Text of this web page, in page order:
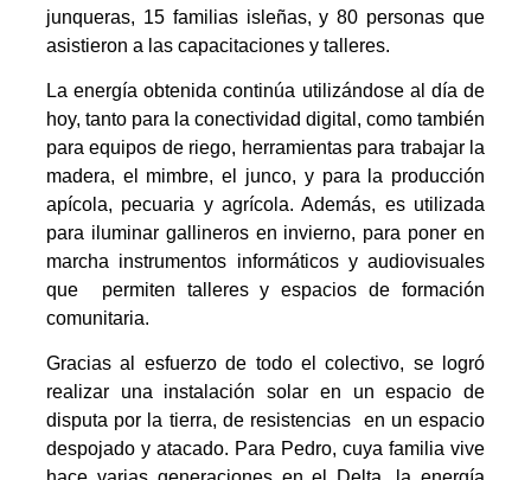
junqueras, 15 familias isleñas, y 80 personas que
asistieron a las capacitaciones y talleres.
La energía obtenida continúa utilizándose al día de
hoy, tanto para la conectividad digital, como también
para equipos de riego, herramientas para trabajar la
madera, el mimbre, el junco, y para la producción
apícola, pecuaria y agrícola. Además, es utilizada
para iluminar gallineros en invierno, para poner en
marcha instrumentos informáticos y audiovisuales
que permiten talleres y espacios de formación
comunitaria.
Gracias al esfuerzo de todo el colectivo, se logró
realizar una instalación solar en un espacio de
disputa por la tierra, de resistencias en un espacio
despojado y atacado. Para Pedro, cuya familia vive